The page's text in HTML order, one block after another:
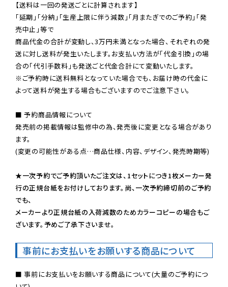
【送料は一回の発送ごとに計算されます】
「延期」「分納」「生産上限に伴う減数」「月またぎでのご予約」「発
売中止」等で
商品代金の合計が変動し、3万円未満となった場合、それぞれの発
送に対し送料が発生いたします。お支払い方法が「代金引換」の場
※ご予約時に送料無料となっていた場合でも、お届け時の代金に
よって送料が発生する場合もございますのでご注意下さい。
■ 予約商品情報について
発売前の掲載情報は監修中の為、発売後に変更となる場合があり
ます。
(変更の可能性がある点…商品仕様、内容、デザイン、発売時期等)
★一次予約でご予約頂いたご注文は、1セットにつき1枚メーカー発
行の正規台紙をお付けしております。尚、一次予約締切前のご予約
でも、
メーカーより正規台紙の入荷減数のためカラーコピーの場合もご
ざいます。予めご了承下さいませ。
事前にお支払いをお願いする商品について
■ 事前にお支払いをお願いする商品について(大量のご予約につ